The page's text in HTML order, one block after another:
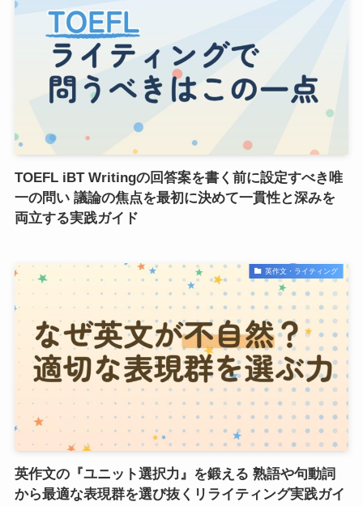
TOEFL iBT Writingの回答案を書く前に設定すべき唯
一の問い 議論の焦点を最初に決めて一貫性と深みを
両立する実践ガイド
英作文・ライティング
英作文の『ユニット選択力』を鍛える 熟語や句動詞
から最適な表現群を選び抜くリライティング実践ガイ